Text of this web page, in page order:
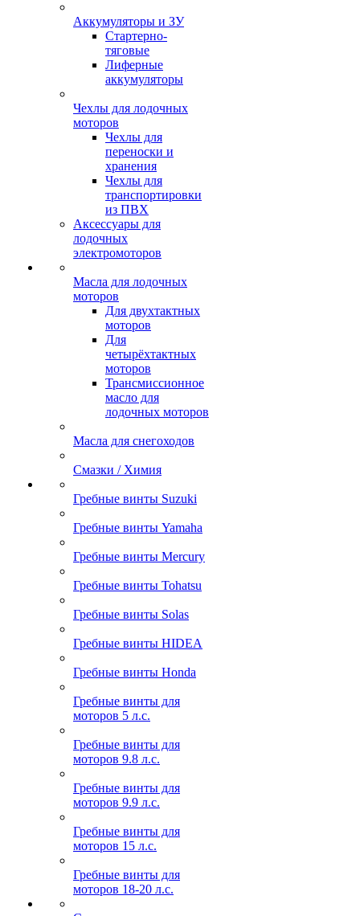
Аккумуляторы и ЗУ
Стартерно-
тяговые
Лиферные
аккумуляторы
Чехлы для лодочных
моторов
Чехлы для
переноски и
хранения
Чехлы для
транспортировки
из ПВХ
Аксессуары для
лодочных
электромоторов
Масла для лодочных
моторов
Для двухтактных
моторов
Для
четырёхтактных
моторов
Трансмиссионное
масло для
лодочных моторов
Масла для снегоходов
Смазки / Химия
Гребные винты Suzuki
Гребные винты Yamaha
Гребные винты Mercury
Гребные винты Tohatsu
Гребные винты Solas
Гребные винты HIDEA
Гребные винты Honda
Гребные винты для
моторов 5 л.с.
Гребные винты для
моторов 9.8 л.с.
Гребные винты для
моторов 9.9 л.с.
Гребные винты для
моторов 15 л.с.
Гребные винты для
моторов 18-20 л.с.